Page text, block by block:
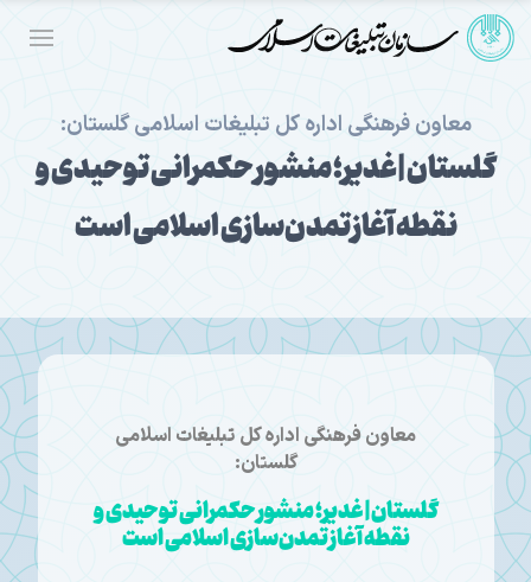
معاون فرهنگی اداره کل تبلیغات اسلامی گلستان:
گلستان | غدیر؛ منشور حکمرانی توحیدی و
نقطه آغاز تمدن‌سازی اسلامی است
معاون فرهنگی اداره کل تبلیغات اسلامی
گلستان:
گلستان | غدیر؛ منشور حکمرانی توحیدی و
نقطه آغاز تمدن‌سازی اسلامی است